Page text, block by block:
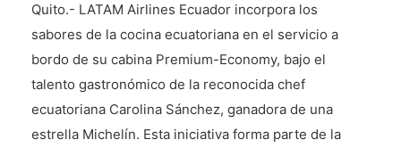
Quito.- LATAM Airlines Ecuador incorpora los
sabores de la cocina ecuatoriana en el servicio a
bordo de su cabina Premium-Economy, bajo el
talento gastronómico de la reconocida chef
ecuatoriana Carolina Sánchez, ganadora de una
estrella Michelín. Esta iniciativa forma parte de la